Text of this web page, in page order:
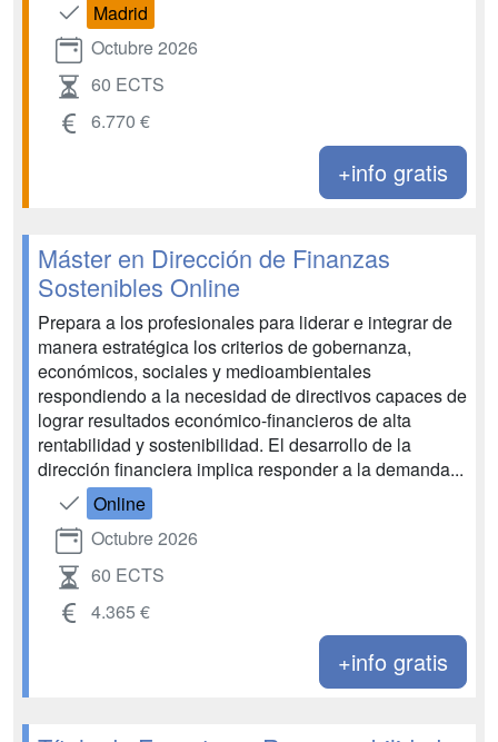
Madrid
Octubre 2026
60 ECTS
6.770 €
+info gratis
Máster en Dirección de Finanzas
Sostenibles Online
Prepara a los profesionales para liderar e integrar de
manera estratégica los criterios de gobernanza,
económicos, sociales y medioambientales
respondiendo a la necesidad de directivos capaces de
lograr resultados económico-financieros de alta
rentabilidad y sostenibilidad. El desarrollo de la
dirección financiera implica responder a la demanda...
Online
Octubre 2026
60 ECTS
4.365 €
+info gratis